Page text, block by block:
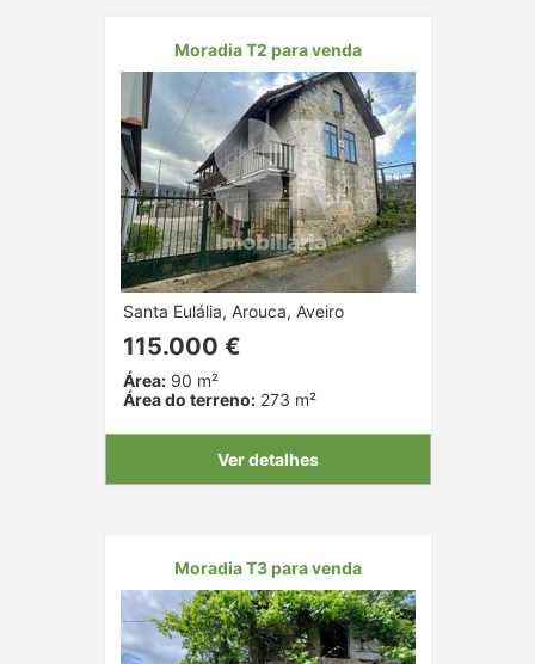
Moradia T2 para venda
Santa Eulália, Arouca, Aveiro
115.000 €
Área:90 m²
Área do terreno:273 m²
Ver detalhes
Moradia T3 para venda